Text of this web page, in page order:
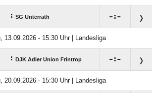
: SG Unterrath :
13.09.2026 - 15:30 Uhr | Landesliga
: DJK Adler Union Frintrop :
20.09.2026 - 15:30 Uhr | Landesliga